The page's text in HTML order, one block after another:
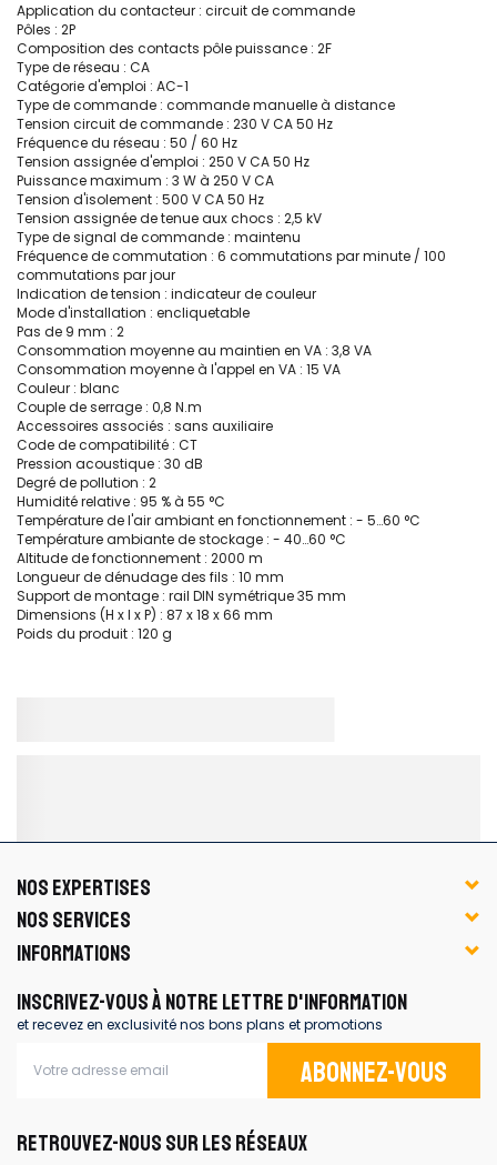
Application du contacteur : circuit de commande
Pôles : 2P
Composition des contacts pôle puissance : 2F
Type de réseau : CA
Catégorie d'emploi : AC-1
Type de commande : commande manuelle à distance
Tension circuit de commande : 230 V CA 50 Hz
Fréquence du réseau : 50 / 60 Hz
Tension assignée d'emploi : 250 V CA 50 Hz
Puissance maximum : 3 W à 250 V CA
Tension d'isolement : 500 V CA 50 Hz
Tension assignée de tenue aux chocs : 2,5 kV
Type de signal de commande : maintenu
Fréquence de commutation : 6 commutations par minute / 100
commutations par jour
Indication de tension : indicateur de couleur
Mode d'installation : encliquetable
Pas de 9 mm : 2
Consommation moyenne au maintien en VA : 3,8 VA
Consommation moyenne à l'appel en VA : 15 VA
Couleur : blanc
Couple de serrage : 0,8 N.m
Accessoires associés : sans auxiliaire
Code de compatibilité : CT
Pression acoustique : 30 dB
Degré de pollution : 2
Humidité relative : 95 % à 55 °C
Température de l'air ambiant en fonctionnement : - 5…60 °C
Température ambiante de stockage : - 40…60 °C
Altitude de fonctionnement : 2000 m
Longueur de dénudage des fils : 10 mm
Support de montage : rail DIN symétrique 35 mm
Dimensions (H x l x P) : 87 x 18 x 66 mm
Poids du produit : 120 g
NOS EXPERTISES
NOS SERVICES
INFORMATIONS
INSCRIVEZ-VOUS À NOTRE LETTRE D'INFORMATION
et recevez en exclusivité nos bons plans et promotions
Abonnez-vous
RETROUVEZ-NOUS SUR LES RÉSEAUX